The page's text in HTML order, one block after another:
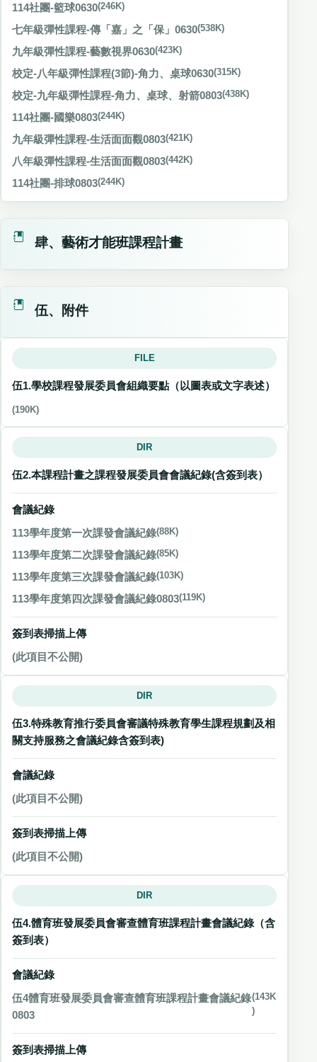
114社團-籃球0630(246K)
七年級彈性課程-傳「嘉」之「保」0630(538K)
九年級彈性課程-藝數視界0630(423K)
校定-八年級彈性課程(3節)-角力、桌球0630(315K)
校定-九年級彈性課程-角力、桌球、射箭0803(438K)
114社團-國樂0803(244K)
九年級彈性課程-生活面面觀0803(421K)
八年級彈性課程-生活面面觀0803(442K)
114社團-排球0803(244K)
肆、藝術才能班課程計畫
伍、附件
FILE
伍1.學校課程發展委員會組織要點（以圖表或文字表述）
(190K)
DIR
伍2.本課程計畫之課程發展委員會會議紀錄(含簽到表）
會議紀錄
113學年度第一次課發會議紀錄(88K)
113學年度第二次課發會議紀錄(85K)
113學年度第三次課發會議紀錄(103K)
113學年度第四次課發會議紀錄0803(119K)
簽到表掃描上傳
(此項目不公開)
DIR
伍3.特殊教育推行委員會審議特殊教育學生課程規劃及相
關支持服務之會議紀錄含簽到表)
會議紀錄
(此項目不公開)
簽到表掃描上傳
(此項目不公開)
DIR
伍4.體育班發展委員會審查體育班課程計畫會議紀錄（含
簽到表）
會議紀錄
伍4體育班發展委員會審查體育班課程計畫會議紀錄
0803
(143K
)
簽到表掃描上傳